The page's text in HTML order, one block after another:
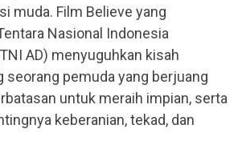
muda. Film Believe yang
Nasional Indonesia
AD) menyuguhkan kisah
seorang pemuda yang berjuang
untuk meraih impian, serta
keberanian, tekad, dan